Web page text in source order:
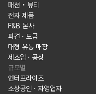
패션 • 뷰티
전자 제품
F&B 본사
파견 · 도급
대형 유통 매장
제조업 · 공장
규모별
엔터프라이즈
소상공인 · 자영업자